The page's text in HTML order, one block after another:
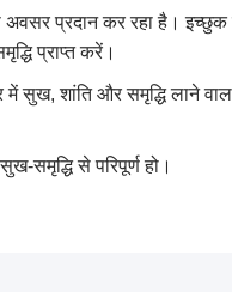
अवसर प्रदान कर रहा है।
प्राप्त करें।
सुख, शांति और समृद्धि लाने
से परिपूर्ण हो।